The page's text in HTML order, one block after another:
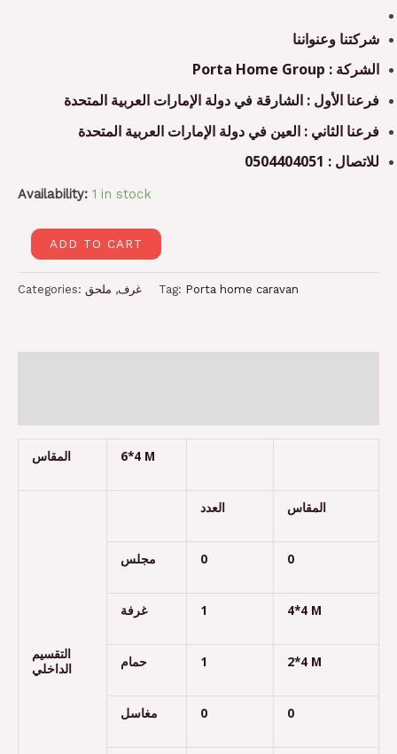
شركتنا وعنواننا
الشركة : Porta Home Group
فرعنا الأول : الشارقة في دولة الإمارات العربية المتحدة
فرعنا الثاني : العين في دولة الإمارات العربية المتحدة
للاتصال : 0504404051
Availability: 1 in stock
ADD TO CART
Categories: غرف, ملحق Tag: Porta home caravan
المقاس 6*4 M
التقسيم
الداخلي
العدد المقاس
مجلس 0 0
غرفة 1 4*4 M
حمام 1 2*4 M
مغاسل 0 0